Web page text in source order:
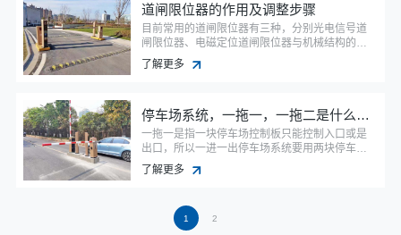
道闸限位器的作用及调整步骤
目前常用的道闸限位器有三种，分别光电信号道
闸限位器、电磁定位道闸限位器与机械结构的道
闸限位器。
了解更多
停车场系统，一拖一，一拖二是什么意思？
一拖一是指一块停车场控制板只能控制入口或是
出口，所以一进一出停车场系统要用两块停车场
主板； 一拖二是指一块控制板集成停车场入口和
出口控制功能，使用方便，一进一出停车场系统
了解更多
1 2